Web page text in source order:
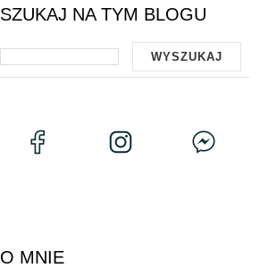
SZUKAJ NA TYM BLOGU
O MNIE